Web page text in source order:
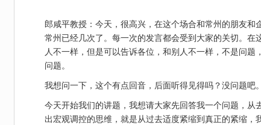
郎咸平教授：今天，很高兴，在这个场合和常州的朋友
常州已经几次了。每一次的发言都会受到大家的关切。在
人不一样，但是可以告诉各位，和别人不一样，不是问
问题。
我想问一下，这个有点回音，后面听得见得吗？没问题吧。
今天开始我们的讲题，我想请大家先回答我一个问题，从
出宏观调控的思维，就是从过去适度紧缩到真正的紧缩，